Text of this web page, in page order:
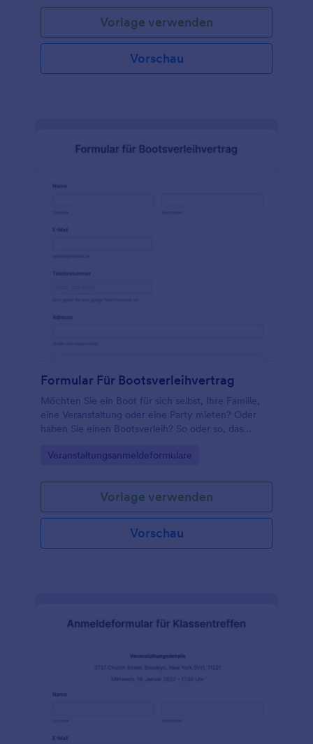
empfangen. Dies wird sicherlich den
Anmeldeprozess für das Event verbessern. Diese
fantastische Vorlage für ein Formular zur
Anmeldung für ein Autorennen enthält
Formularfelder, in denen die Angaben zum Fahrer,
Auto. Diese Vorlage enthält außerdem einen
Zahlungsabschnitt verwendet eine
errechnet wird. Um die digitale Unterschrift des
Vorlage verwenden
Vorschau
Formular Für Bootsverleihvertrag
Möchten Sie ein Boot für sich selbst, Ihre Familie,
eine Veranstaltung oder eine Party mieten? Oder
haben Sie einen Bootsverleih? So oder so, das
Go to Category:
Veranstaltungsanmeldeformulare
Vorlage verwenden
Vorschau